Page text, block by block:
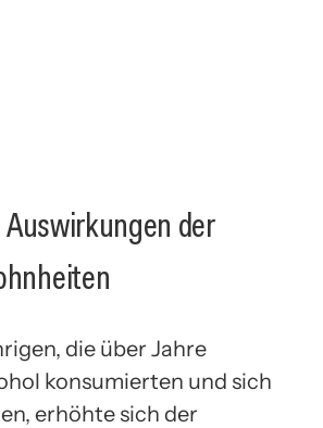
der
die über Jahre
konsumierten und sich
erhöhte sich der